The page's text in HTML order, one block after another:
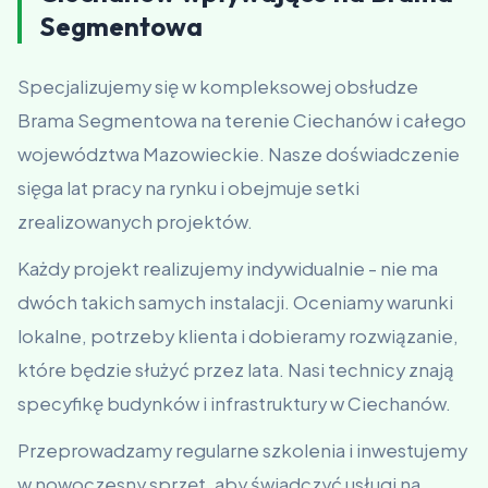
Segmentowa
Specjalizujemy się w kompleksowej obsłudze
Brama Segmentowa na terenie Ciechanów i całego
województwa Mazowieckie. Nasze doświadczenie
sięga lat pracy na rynku i obejmuje setki
zrealizowanych projektów.
Każdy projekt realizujemy indywidualnie - nie ma
dwóch takich samych instalacji. Oceniamy warunki
lokalne, potrzeby klienta i dobieramy rozwiązanie,
które będzie służyć przez lata. Nasi technicy znają
specyfikę budynków i infrastruktury w Ciechanów.
Przeprowadzamy regularne szkolenia i inwestujemy